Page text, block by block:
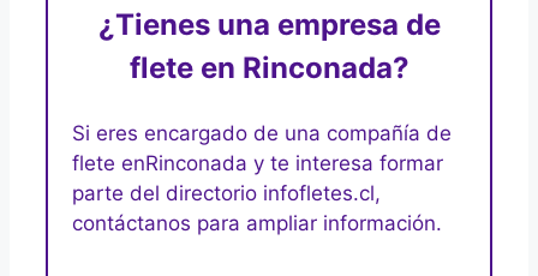
¿Tienes una empresa de
flete en Rinconada?
Si eres encargado de una compañía de
flete enRinconada y te interesa formar
parte del directorio infofletes.cl,
contáctanos para ampliar información.